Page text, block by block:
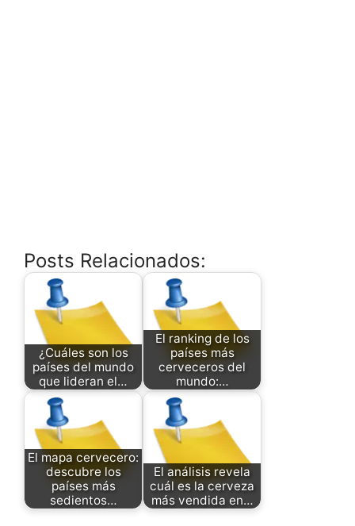
Posts Relacionados:
¿Cuáles son los
países del mundo
que lideran el…
El ranking de los
países más
cerveceros del
mundo:…
El mapa cervecero:
descubre los
países más
sedientos…
El análisis revela
cuál es la cerveza
más vendida en…